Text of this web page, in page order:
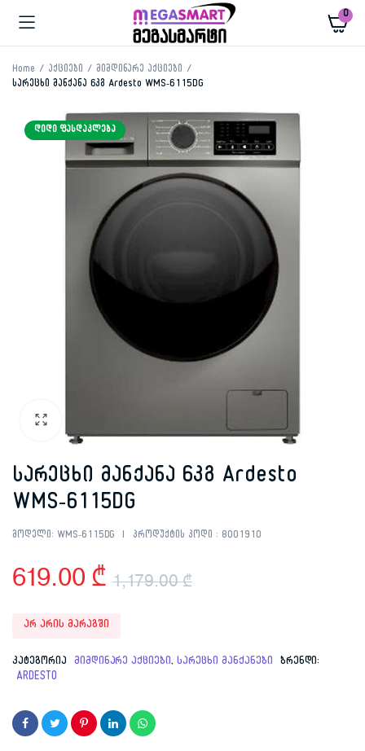
0
Home აქციები
მიმდინარე აქციები
სარეცხი მანქანა 6კგ Ardesto WMS-6115DG
ᲓᲘᲓᲘ ᲤᲐᲡᲓᲐᲙᲚᲔᲑᲐ
სარეცხი მანქანა 6კგ Ardesto
WMS-6115DG
მოდელი: WMS-6115DG პროდუქტის კოდი : 8001910
1,179.00₾
price
619.00 ₾
price
არ არის მარაგში
კატეგორია მიმდინარე აქციები,სარეცხი მანქანები ბრენდი:
ARDESTO